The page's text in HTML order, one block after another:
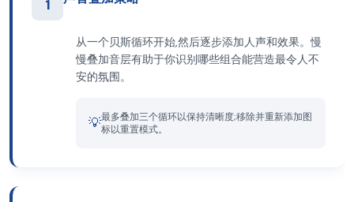
1
从一个贝斯循环开始,然后逐步添加人声和效果。慢
慢叠加音层有助于你识别哪些组合能营造最令人不
安的氛围。
💡最多叠加三个循环以保持清晰度;移除并重新添加图
标以重置模式。